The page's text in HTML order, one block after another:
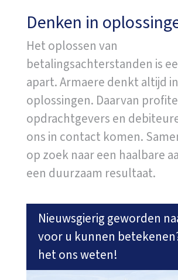
Denken in
Het oplossen van
betalingsachterstanden is
apart. Armaere denkt altijd in
oplossingen. Daarvan
opdrachtgevers en
ons in contact komen.
op zoek naar een haalbare
een duurzaam resultaat.
Nieuwsgierig geworden
voor u kunnen
het ons weten!